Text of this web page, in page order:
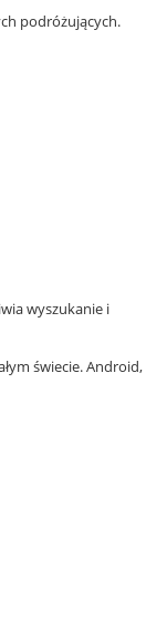
podróżujących.
wyszukanie i
świecie. Android,